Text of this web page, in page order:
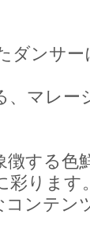
ダンサ
、マレー
徴する色
彩りま
コンテン